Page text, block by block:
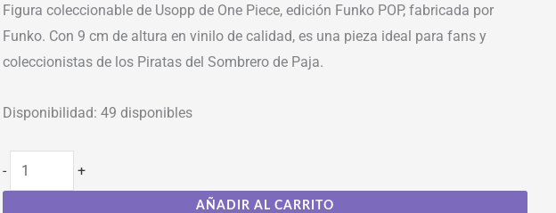
Figura coleccionable de Usopp de One Piece, edición Funko POP, fabricada por
Funko. Con 9 cm de altura en vinilo de calidad, es una pieza ideal para fans y
coleccionistas de los Piratas del Sombrero de Paja.
Disponibilidad: 49 disponibles
- +
AÑADIR AL CARRITO